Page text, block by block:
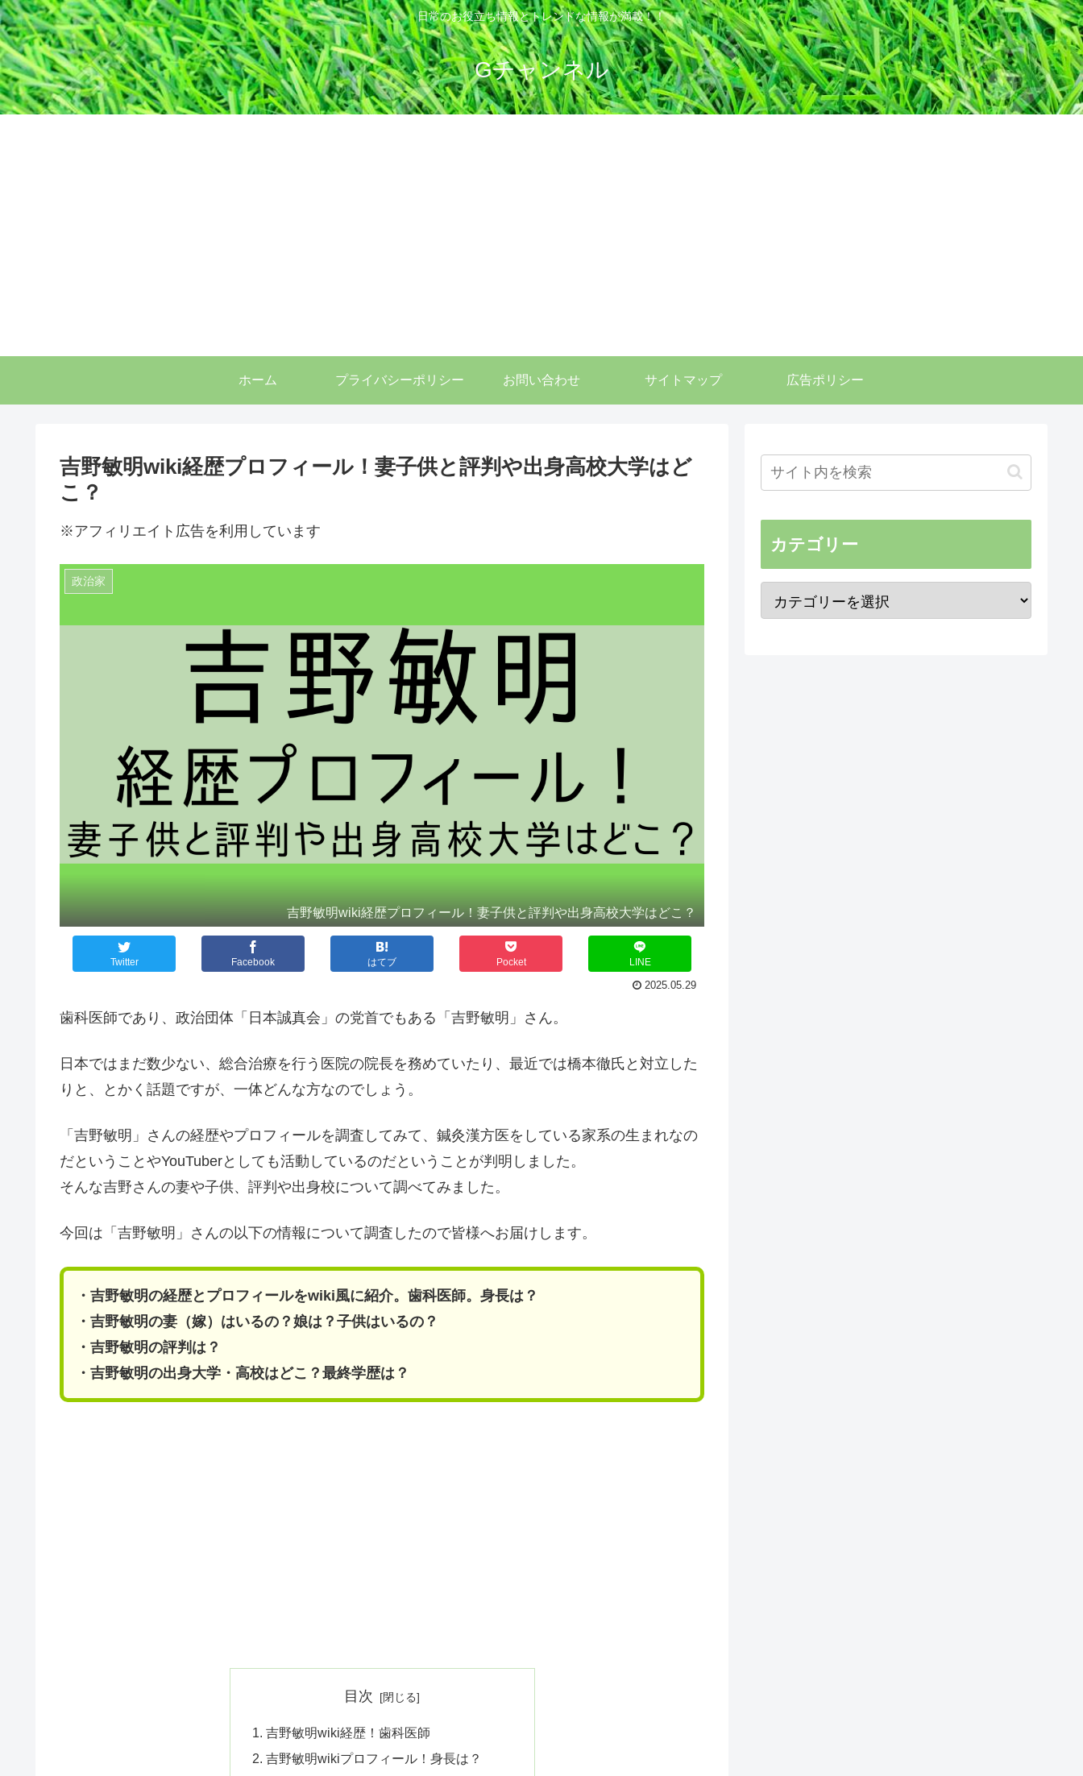
日常のお役立ち情報とトレンドな情報が満載！！
Gチャンネル
ホーム プライバシーポリシー お問い合わせ サイトマップ 広告ポリシー
吉野敏明wiki経歴プロフィール！妻子供と評判や出身高校大学はど
こ？
※アフィリエイト広告を利用しています
政治家
吉野敏明wiki経歴プロフィール！妻子供と評判や出身高校大学はどこ？
Twitter Facebook はてブ Pocket LINE
2025.05.29
歯科医師であり、政治団体「日本誠真会」の党首でもある「吉野敏明」さん。
日本ではまだ数少ない、総合治療を行う医院の院長を務めていたり、最近では橋本徹氏と対立した
りと、とかく話題ですが、一体どんな方なのでしょう。
「吉野敏明」さんの経歴やプロフィールを調査してみて、鍼灸漢方医をしている家系の生まれなの
だということやYouTuberとしても活動しているのだということが判明しました。
そんな吉野さんの妻や子供、評判や出身校について調べてみました。
今回は「吉野敏明」さんの以下の情報について調査したので皆様へお届けします。
・吉野敏明の経歴とプロフィールをwiki風に紹介。歯科医師。身長は？
・吉野敏明の妻（嫁）はいるの？娘は？子供はいるの？
・吉野敏明の評判は？
・吉野敏明の出身大学・高校はどこ？最終学歴は？
目次
吉野敏明wiki経歴！歯科医師
吉野敏明wikiプロフィール！身長は？
カテゴリー